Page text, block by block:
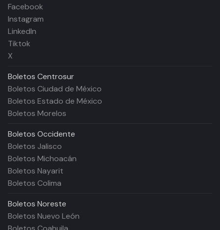
Facebook
Instagram
LinkedIn
Tiktok
X
Boletos Centrosur
Boletos Ciudad de México
Boletos Estado de México
Boletos Morelos
Boletos Occidente
Boletos Jalisco
Boletos Michoacán
Boletos Nayarit
Boletos Colima
Boletos Noreste
Boletos Nuevo León